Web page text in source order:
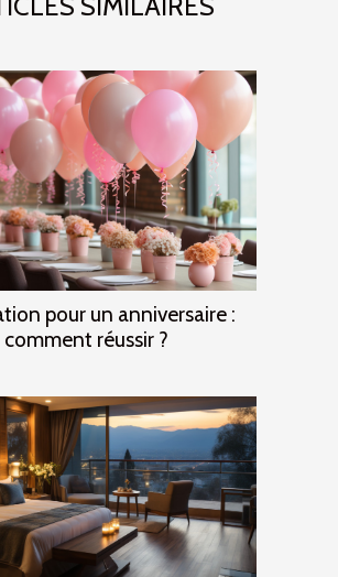
pour un anniversaire :
comment réussir ?